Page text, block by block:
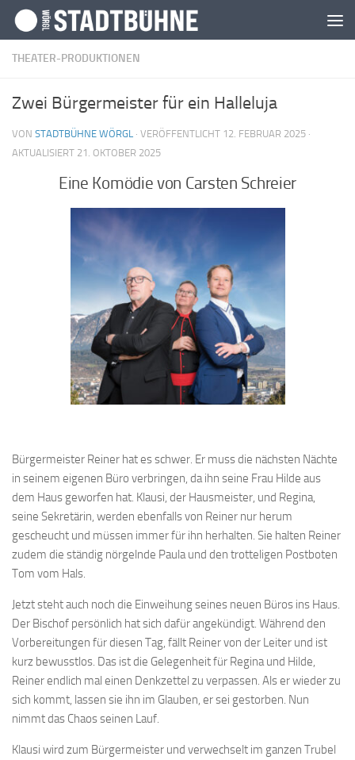
Zum Inhalt springen
THEATER-PRODUKTIONEN
Zwei Bürgermeister für ein Halleluja
VON STADTBÜHNE WÖRGL · VERÖFFENTLICHT 12. FEBRUAR 2025 ·
AKTUALISIERT 21. OKTOBER 2025
Eine Komödie von Carsten Schreier
Bürgermeister Reiner hat es schwer. Er muss die nächsten Nächte
in seinem eigenen Büro verbringen, da ihn seine Frau Hilde aus
dem Haus geworfen hat. Klausi, der Hausmeister, und Regina,
seine Sekretärin, werden ebenfalls von Reiner nur herum
gescheucht und müssen immer für ihn herhalten. Sie halten Reiner
zudem die ständig nörgelnde Paula und den trotteligen Postboten
Tom vom Hals.
Jetzt steht auch noch die Einweihung seines neuen Büros ins Haus.
Der Bischof persönlich hat sich dafür angekündigt. Während den
Vorbereitungen für diesen Tag, fällt Reiner von der Leiter und ist
kurz bewusstlos. Das ist die Gelegenheit für Regina und Hilde,
Reiner endlich mal einen Denkzettel zu verpassen. Als er wieder zu
sich kommt, lassen sie ihn im Glauben, er sei gestorben. Nun
nimmt das Chaos seinen Lauf.
Klausi wird zum Bürgermeister und verwechselt im ganzen Trubel